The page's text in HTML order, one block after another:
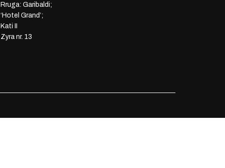
Rruga: Garibaldi;
‘Hotel Grand’;
Kati II
Zyra nr. 13